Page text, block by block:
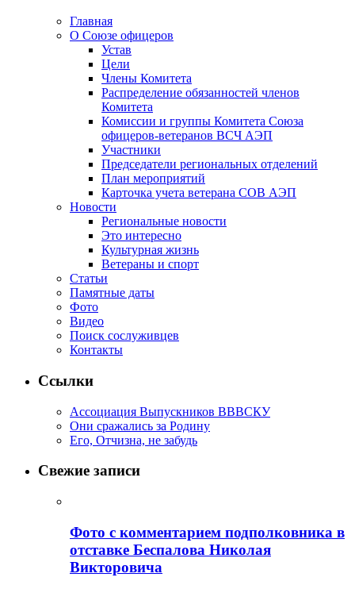
Главная
О Союзе офицеров
Устав
Цели
Члены Комитета
Распределение обязанностей членов
Комитета
Комиссии и группы Комитета Союза
офицеров-ветеранов ВСЧ АЭП
Участники
Председатели региональных отделений
План мероприятий
Карточка учета ветерана CОВ АЭП
Новости
Региональные новости
Это интересно
Культурная жизнь
Ветераны и спорт
Статьи
Памятные даты
Фото
Видео
Поиск сослуживцев
Контакты
Ссылки
Ассоциация Выпускников ВВВСКУ
Они сражались за Родину
Его, Отчизна, не забудь
Свежие записи
Фото с комментарием подполковника в
отставке Беспалова Николая
Викторовича